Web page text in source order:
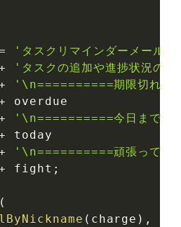
'タスクリマインダーメール
'タスクの追加や進捗状況の
'\n==========期限切れ
overdue
'\n==========今日まで
today
'\n==========頑張って
fight ;
(
( charge ) ,